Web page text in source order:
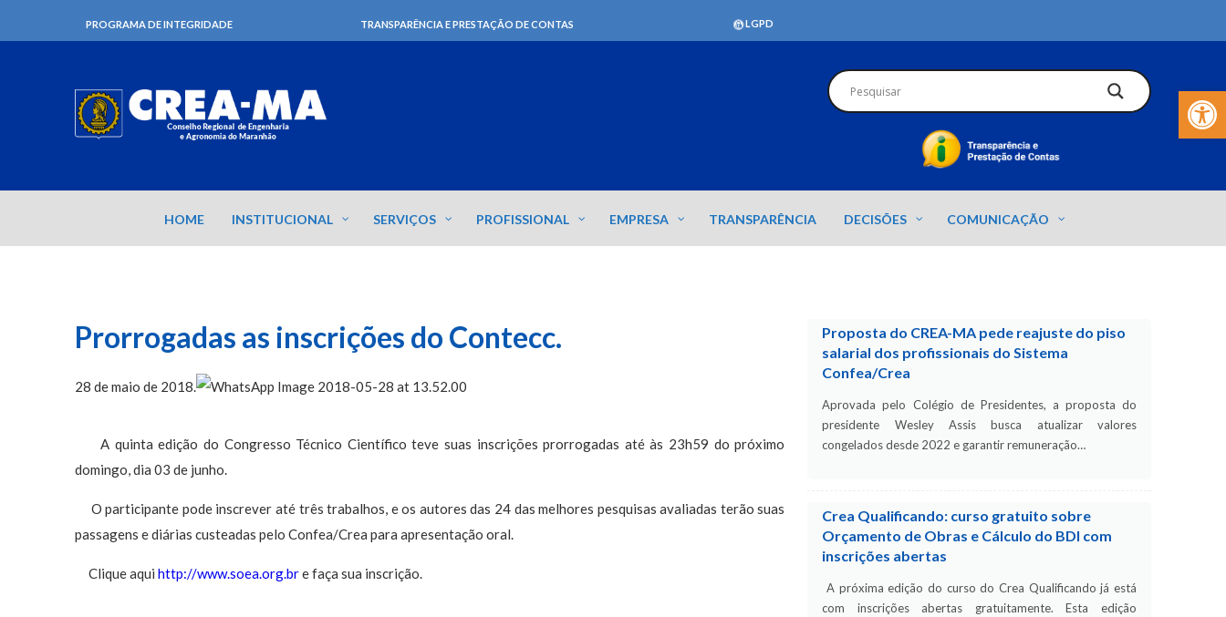
Barra de
PROGRAMA DE INTEGRIDADE TRANSPARÊNCIA E PRESTAÇÃO DE CONTAS LGPD
HOME INSTITUCIONAL SERVIÇOS PROFISSIONAL EMPRESA TRANSPARÊNCIA DECISÕES COMUNICAÇÃO
Prorrogadas as inscrições do Contecc.
28 de maio de 2018.
A quinta edição do Congresso Técnico Científico teve suas inscrições prorrogadas até às 23h59 do próximo
domingo, dia 03 de junho.
O participante pode inscrever até três trabalhos, e os autores das 24 das melhores pesquisas avaliadas terão suas
passagens e diárias custeadas pelo Confea/Crea para apresentação oral.
Clique aqui http://www.soea.org.bre faça sua inscrição.
Proposta do CREA-MA pede reajuste do piso
salarial dos profissionais do Sistema
Confea/Crea
Aprovada pelo Colégio de Presidentes, a proposta do
presidente Wesley Assis busca atualizar valores
congelados desde 2022 e garantir remuneração…
Crea Qualificando: curso gratuito sobre
Orçamento de Obras e Cálculo do BDI com
inscrições abertas
A próxima edição do curso do Crea Qualificando já está
com inscrições abertas gratuitamente. Esta edição